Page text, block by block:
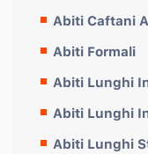
Abiti Caftani
Abiti Formali
Abiti Lunghi
Abiti Lunghi
Abiti Lunghi